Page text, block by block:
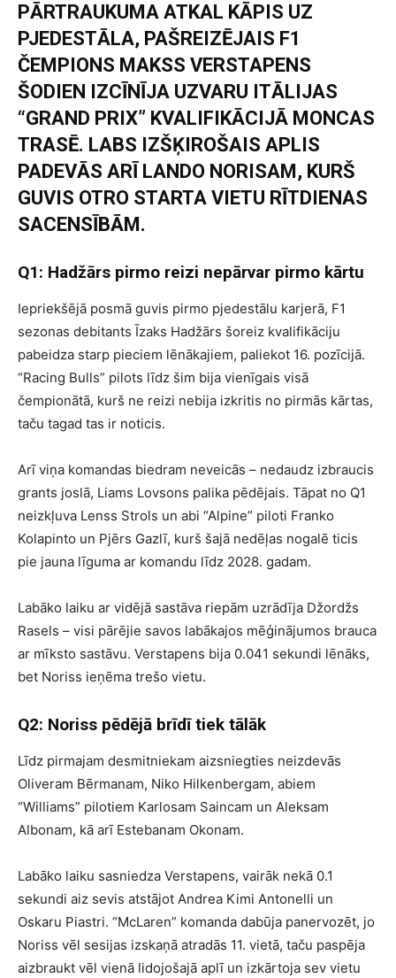
PĀRTRAUKUMA ATKAL KĀPIS UZ
PJEDESTĀLA, PAŠREIZĒJAIS F1
ČEMPIONS MAKSS VERSTAPENS
ŠODIEN IZCĪNĪJA UZVARU ITĀLIJAS
“GRAND PRIX” KVALIFIKĀCIJĀ MONCAS
TRASĒ. LABS IZŠĶIROŠAIS APLIS
PADEVĀS ARĪ LANDO NORISAM, KURŠ
GUVIS OTRO STARTA VIETU RĪTDIENAS
SACENSĪBĀM.
Q1: Hadžārs pirmo reizi nepārvar pirmo kārtu
Iepriekšējā posmā guvis pirmo pjedestālu karjerā, F1
sezonas debitants Īzaks Hadžārs šoreiz kvalifikāciju
pabeidza starp pieciem lēnākajiem, paliekot 16. pozīcijā.
“Racing Bulls” pilots līdz šim bija vienīgais visā
čempionātā, kurš ne reizi nebija izkritis no pirmās kārtas,
taču tagad tas ir noticis.
Arī viņa komandas biedram neveicās – nedaudz izbraucis
grants joslā, Liams Lovsons palika pēdējais. Tāpat no Q1
neizkļuva Lenss Strols un abi “Alpine” piloti Franko
Kolapinto un Pjērs Gazlī, kurš šajā nedēļas nogalē ticis
pie jauna līguma ar komandu līdz 2028. gadam.
Labāko laiku ar vidējā sastāva riepām uzrādīja Džordžs
Rasels – visi pārējie savos labākajos mēģinājumos brauca
ar mīksto sastāvu. Verstapens bija 0.041 sekundi lēnāks,
bet Noriss ieņēma trešo vietu.
Q2: Noriss pēdējā brīdī tiek tālāk
Līdz pirmajam desmitniekam aizsniegties neizdevās
Oliveram Bērmanam, Niko Hilkenbergam, abiem
“Williams” pilotiem Karlosam Saincam un Aleksam
Albonam, kā arī Estebanam Okonam.
Labāko laiku sasniedza Verstapens, vairāk nekā 0.1
sekundi aiz sevis atstājot Andrea Kimi Antonelli un
Oskaru Piastri. “McLaren” komanda dabūja panervozēt, jo
Noriss vēl sesijas izskaņā atradās 11. vietā, taču paspēja
aizbraukt vēl vienā lidojošajā aplī un izkārtoja sev vietu